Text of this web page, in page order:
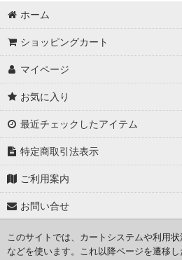
ホーム
ショッピングカート
マイページ
お気に入り
最近チェックしたアイテム
特定商取引法表示
ご利用案内
お問い合せ
Copyright (C) 2024
このサイトでは、カートシステムや利用
などを使います。これ以降ページを遷移